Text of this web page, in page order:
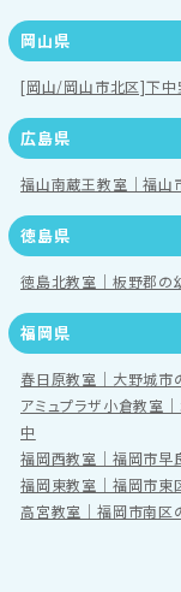
岡山県
[岡山/岡山市北区]下中
広島県
福山南蔵王教室｜福山
徳島県
徳島北教室｜板野郡の
福岡県
春日原教室｜大野城市
アミュプラザ小倉教室
中
福岡西教室｜福岡市早
福岡東教室｜福岡市東
高宮教室｜福岡市南区